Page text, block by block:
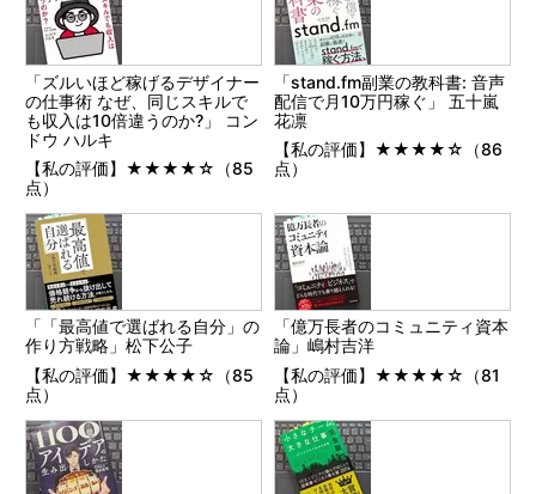
「ズルいほど稼げるデザイナー
の仕事術 なぜ、同じスキルで
も収入は10倍違うのか?」 コン
ドウ ハルキ
【私の評価】★★★★☆（85
点）
「stand.fm副業の教科書: 音声
配信で月10万円稼ぐ」 五十嵐
花凛
【私の評価】★★★★☆（86
点）
「「最高値で選ばれる自分」の
作り方戦略」松下公子
【私の評価】★★★★☆（85
点）
「億万長者のコミュニティ資本
論」嶋村吉洋
【私の評価】★★★★☆（81
点）